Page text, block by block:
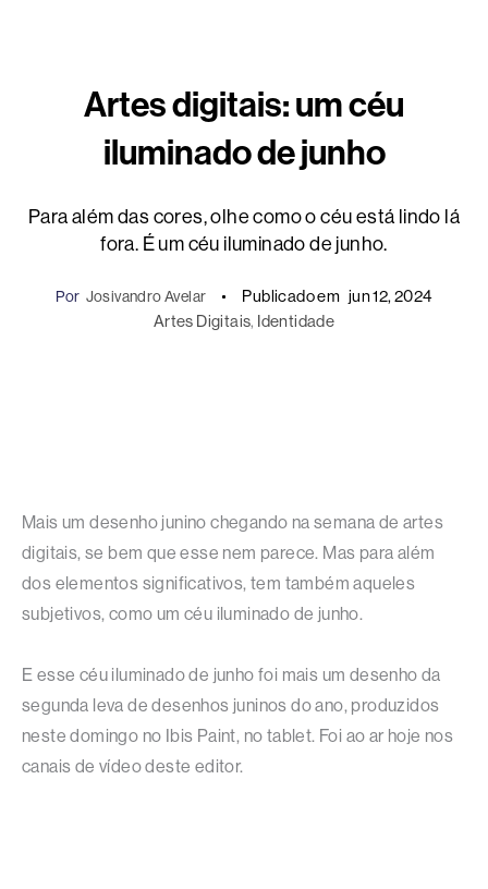
Artes digitais: um céu
iluminado de junho
Para além das cores, olhe como o céu está lindo lá
fora. É um céu iluminado de junho.
Por Josivandro Avelar Publicado em jun 12, 2024
Artes Digitais, Identidade
Mais um desenho junino chegando na semana de artes
digitais, se bem que esse nem parece. Mas para além
dos elementos significativos, tem também aqueles
subjetivos, como um céu iluminado de junho.
E esse céu iluminado de junho foi mais um desenho da
segunda leva de desenhos juninos do ano, produzidos
neste domingo no Ibis Paint, no tablet. Foi ao ar hoje nos
canais de vídeo deste editor.